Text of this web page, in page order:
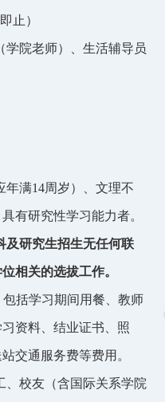
止）
院老师）、生活辅导员
年满14周岁）、文理不
有研究性学习能力者。
及研究生招生无任何联
相关的选拔工作。
包括学习期间用餐、教师
资料、结业证书、照
交通服务费等费用。
、校友（含国际关系学院